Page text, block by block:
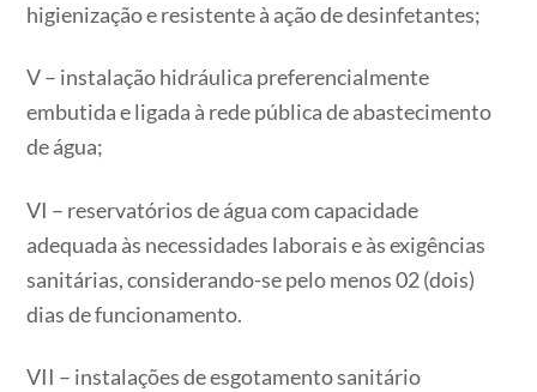
higienização e resistente à ação de desinfetantes;
V – instalação hidráulica preferencialmente
embutida e ligada à rede pública de abastecimento
de água;
VI – reservatórios de água com capacidade
adequada às necessidades laborais e às exigências
sanitárias, considerando-se pelo menos 02 (dois)
dias de funcionamento.
VII – instalações de esgotamento sanitário